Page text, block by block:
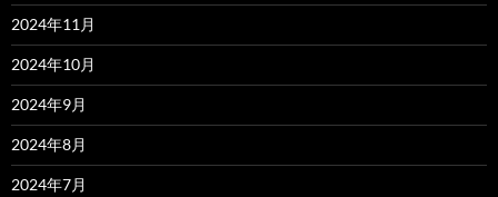
2024年11月
2024年10月
2024年9月
2024年8月
2024年7月